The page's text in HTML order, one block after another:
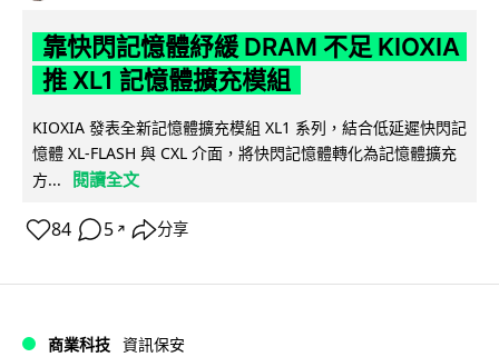
靠快閃記憶體紓緩 DRAM 不足 KIOXIA
推 XL1 記憶體擴充模組
KIOXIA 發表全新記憶體擴充模組 XL1 系列，結合低延遲快閃記
憶體 XL-FLASH 與 CXL 介面，將快閃記憶體轉化為記憶體擴充
方...
閱讀全文
84 5 ↗ 分享
商業科技 資訊保安